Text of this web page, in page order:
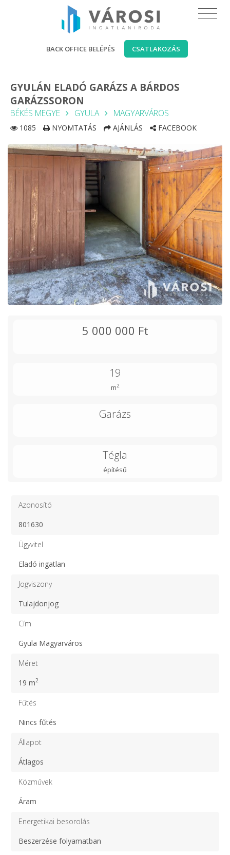
BACK OFFICE BELÉPÉS CSATLAKOZÁS
GYULÁN ELADÓ GARÁZS A BÁRDOS
GARÁZSSORON
BÉKÉS MEGYE GYULA MAGYARVÁROS
1085 NYOMTATÁS AJÁNLÁS FACEBOOK
5 000 000 Ft
19
m2
Garázs
Tégla
építésű
Azonosító
801630
Ügyvitel
Eladó ingatlan
Jogviszony
Tulajdonjog
Cím
Gyula Magyarváros
Méret
19 m2
Fűtés
Nincs fűtés
Állapot
Átlagos
Közművek
Áram
Energetikai besorolás
Beszerzése folyamatban